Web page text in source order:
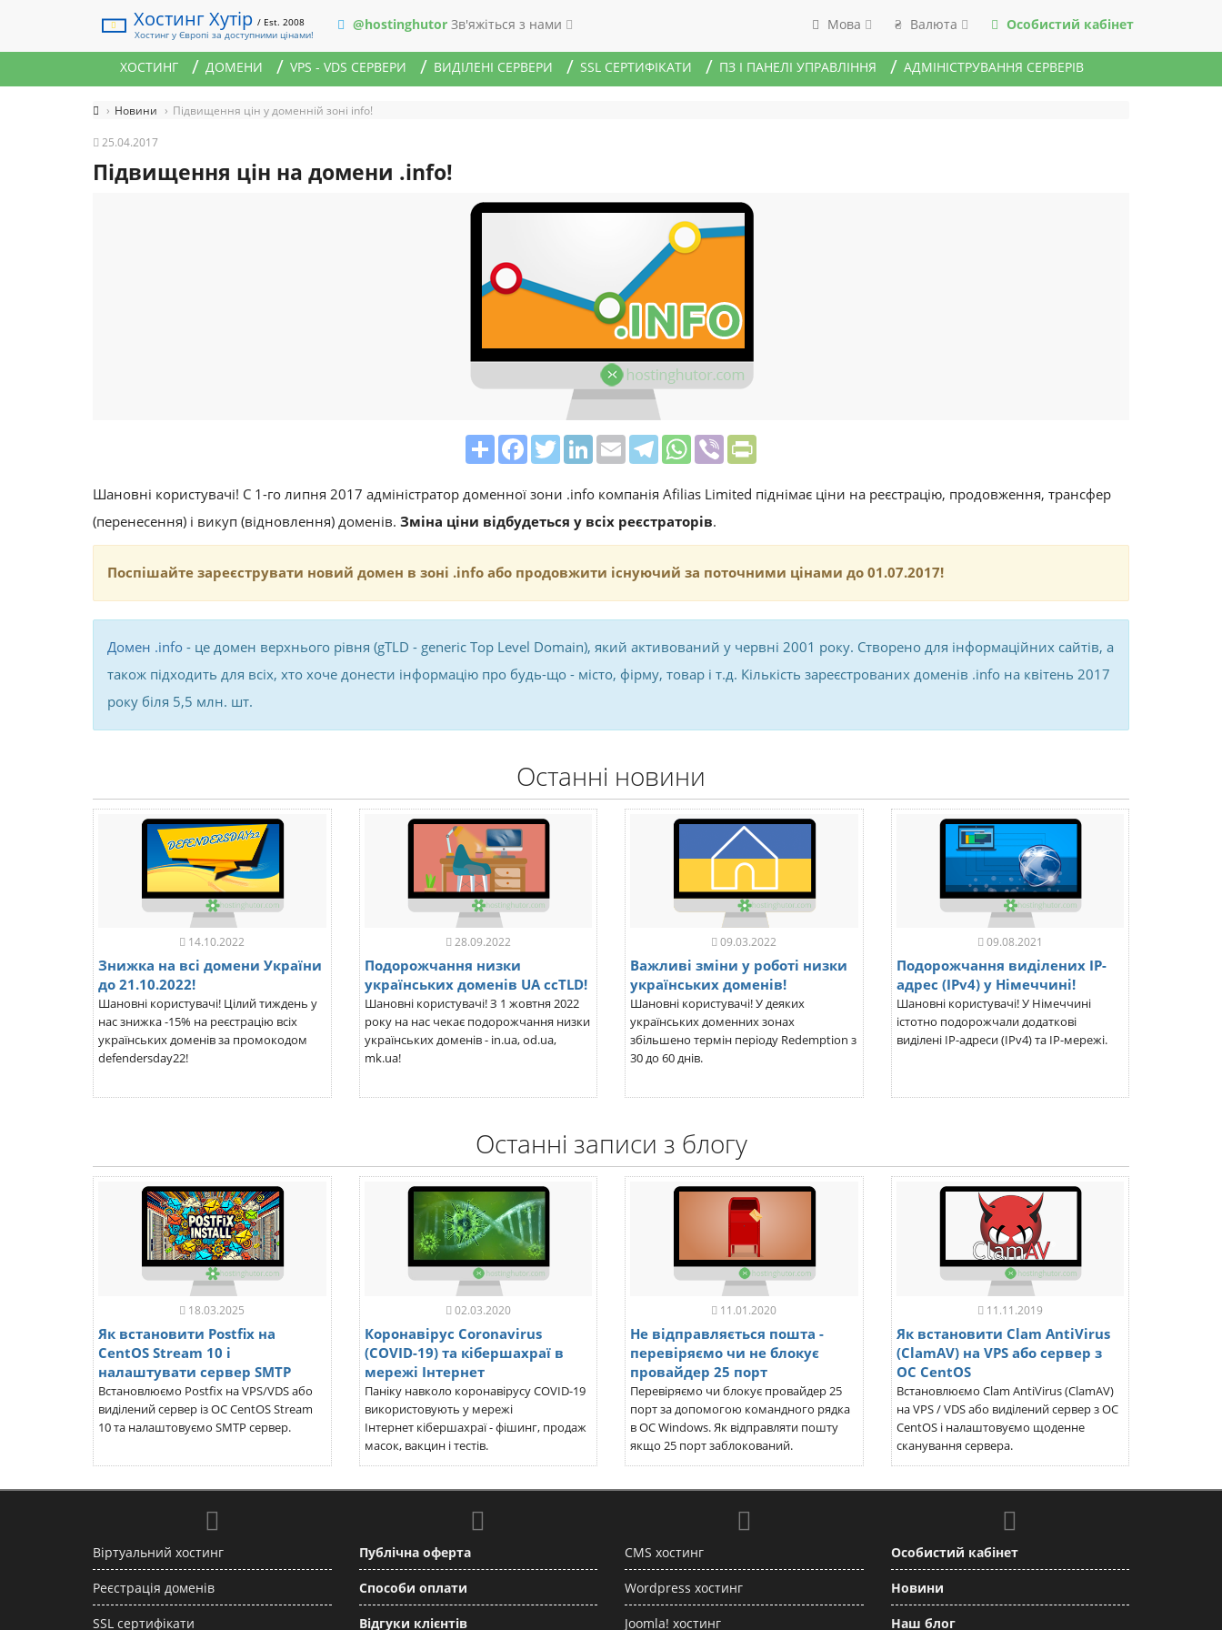
Хостинг Хутір/ Est. 2008
Хостинг у Європі за доступними цінами!
@hostinghutor Зв'яжіться з нами Мова ₴ Валюта Особистий кабінет
ХОСТИНГ ДОМЕНИ VPS - VDS СЕРВЕРИ ВИДІЛЕНІ СЕРВЕРИ SSL СЕРТИФІКАТИ ПЗ І ПАНЕЛІ УПРАВЛІННЯ АДМІНІСТРУВАННЯ СЕРВЕРІВ
Новини Підвищення цін у доменній зоні info!
25.04.2017
Підвищення цін на домени .info!
ShareFacebookTwitterLinkedIn
EmailTelegramWhatsApp
Viber
Шановні користувачі! C 1-го липня 2017 адміністратор доменної зони .info компанія Afilias Limited піднімає ціни на реєстрацію, продовження, трансфер
(перенесення) і викуп (відновлення) доменів. Зміна ціни відбудеться у всіх реєстраторів.
Поспішайте зареєструвати новий домен в зоні .info або продовжити існуючий за поточними цінами до 01.07.2017!
Домен .info- це домен верхнього рівня (gTLD - generic Top Level Domain), який активований у червні 2001 року. Створено для інформаційних сайтів, а
також підходить для всіх, хто хоче донести інформацію про будь-що - місто, фірму, товар і т.д. Кількість зареєстрованих доменів .info на квітень 2017
року біля 5,5 млн. шт.
Останні новини
14.10.2022
Знижка на всі домени України
до 21.10.2022!
Шановні користувачі! Цілий тиждень у
нас знижка -15% на реєстрацію всіх
українських доменів за промокодом
defendersday22!
28.09.2022
Подорожчання низки
українських доменів UA ccTLD!
Шановні користувачі! З 1 жовтня 2022
року на нас чекає подорожчання низки
українських доменів - in.ua, od.ua,
mk.ua!
09.03.2022
Важливі зміни у роботі низки
українських доменів!
Шановні користувачі! У деяких
українських доменних зонах
збільшено термін періоду Redemption з
30 до 60 днів.
09.08.2021
Подорожчання виділених IP-
адрес (IPv4) у Німеччині!
Шановні користувачі! У Німеччині
істотно подорожчали додаткові
виділені IP-адреси (IPv4) та IP-мережі.
Останні записи з блогу
18.03.2025
Як встановити Postfix на
CentOS Stream 10 і
налаштувати сервер SMTP
Встановлюємо Postfix на VPS/VDS або
виділений сервер із ОС CentOS Stream
10 та налаштовуємо SMTP сервер.
02.03.2020
Коронавірус Coronavirus
(COVID-19) та кібершахраї в
мережі Інтернет
Паніку навколо коронавірусу COVID-19
використовують у мережі
Інтернет кібершахраї - фішинг, продаж
масок, вакцин і тестів.
11.01.2020
Не відправляється пошта -
перевіряємо чи не блокує
провайдер 25 порт
Перевіряємо чи блокує провайдер 25
порт за допомогою командного рядка
в ОС Windows. Як відправляти пошту
якщо 25 порт заблокований.
11.11.2019
Як встановити Clam AntiVirus
(ClamAV) на VPS або сервер з
ОС CentOS
Встановлюємо Clam AntiVirus (ClamAV)
на VPS / VDS або виділений сервер з ОС
CentOS і налаштовуємо щоденне
сканування сервера.
Віртуальний хостинг
Реєстрація доменів
SSL сертифікати
Публічна оферта
Способи оплати
Відгуки клієнтів
CMS хостинг
Wordpress хостинг
Joomla! хостинг
Особистий кабінет
Новини
Наш блог